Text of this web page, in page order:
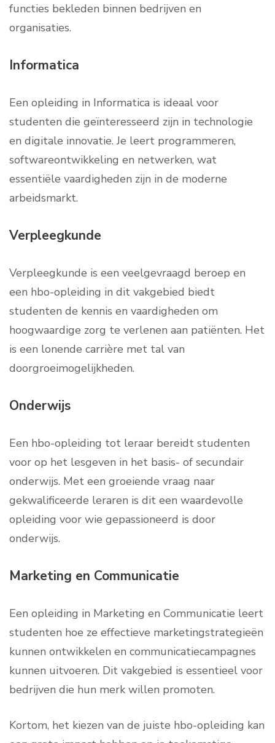
functies bekleden binnen bedrijven en
organisaties.
Informatica
Een opleiding in Informatica is ideaal voor
studenten die geïnteresseerd zijn in technologie
en digitale innovatie. Je leert programmeren,
softwareontwikkeling en netwerken, wat
essentiële vaardigheden zijn in de moderne
arbeidsmarkt.
Verpleegkunde
Verpleegkunde is een veelgevraagd beroep en
een hbo-opleiding in dit vakgebied biedt
studenten de kennis en vaardigheden om
hoogwaardige zorg te verlenen aan patiënten. Het
is een lonende carrière met tal van
doorgroeimogelijkheden.
Onderwijs
Een hbo-opleiding tot leraar bereidt studenten
voor op het lesgeven in het basis- of secundair
onderwijs. Met een groeiende vraag naar
gekwalificeerde leraren is dit een waardevolle
opleiding voor wie gepassioneerd is door
onderwijs.
Marketing en Communicatie
Een opleiding in Marketing en Communicatie leert
studenten hoe ze effectieve marketingstrategieën
kunnen ontwikkelen en communicatiecampagnes
kunnen uitvoeren. Dit vakgebied is essentieel voor
bedrijven die hun merk willen promoten.
Kortom, het kiezen van de juiste hbo-opleiding kan